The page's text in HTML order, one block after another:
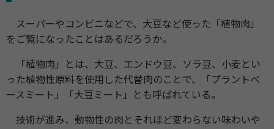
スーパーやコンビニなどで、大豆など使った「植物肉」
をご覧になったことはあるだろうか。
「植物肉」とは、大豆、エンドウ豆、ソラ豆、小麦とい
った植物性原料を使用した代替肉のことで、「プラントベ
ースミート」「大豆ミート」とも呼ばれている。
技術が進み、動物性の肉とそれほど変わらない味わいや